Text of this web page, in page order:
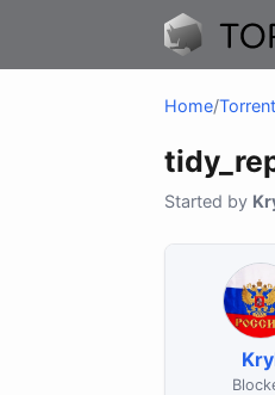
Home/
Started by